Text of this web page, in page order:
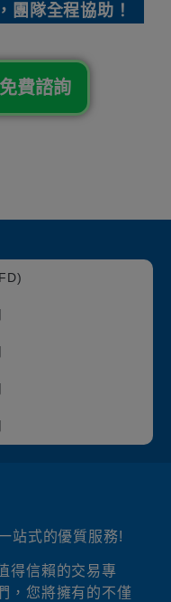
團隊全程協助！
費諮詢
站式的優質服務!
得信賴的交易專
，您將擁有的不僅